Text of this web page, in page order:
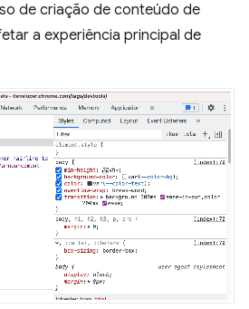
de criação de conteúdo de
a experiência principal de